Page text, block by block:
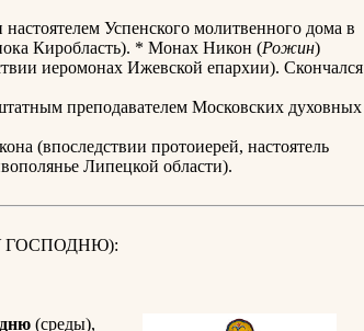
Успенского молитвенного дома в
Киробласть). * Монах Никон (Рожин)
иеромонах Ижевской епархии). Скончался
преподавателем Московских духовных
(впоследствии протоиерей, настоятель
Липецкой области).
ГОСПОДНЮ):
(среды),